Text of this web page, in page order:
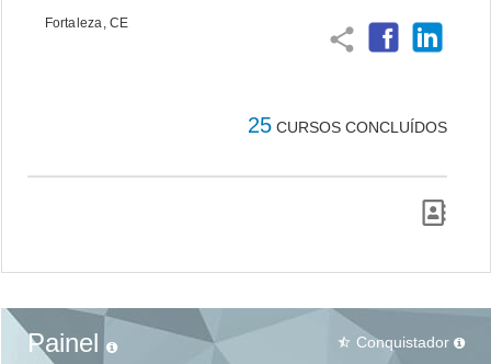
Fortaleza, CE
share
25 CURSOS CONCLUÍDOS
Painel star_half Conquistador